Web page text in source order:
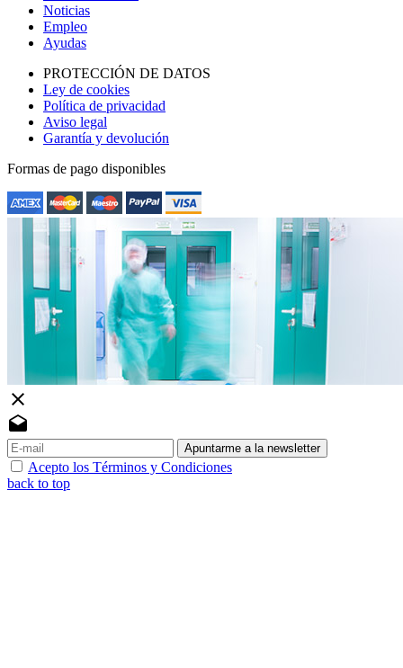
Noticias
Empleo
Ayudas
PROTECCIÓN DE DATOS
Ley de cookies
Política de privacidad
Aviso legal
Garantía y devolución
Formas de pago disponibles
close
drafts
Apuntarme a la newsletter
Acepto los Términos y Condiciones
back to top